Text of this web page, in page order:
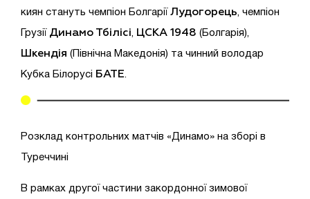
киян стануть чемпіон Болгарії Лудогорець , чемпіон
Грузії Динамо Тбілісі ЦСКА 1948 (Болгарія),
Шкендія (Північна Македонія) та чинний володар
Кубка Білорусі БАТЕ
Розклад контрольних матчів «Динамо» на зборі в
Туреччині
В рамках другої частини закордонної зимової